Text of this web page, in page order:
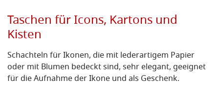
Taschen für Icons, Kartons und
Kisten
Schachteln für Ikonen, die mit lederartigem Papier
oder mit Blumen bedeckt sind, sehr elegant, geeignet
für die Aufnahme der Ikone und als Geschenk.